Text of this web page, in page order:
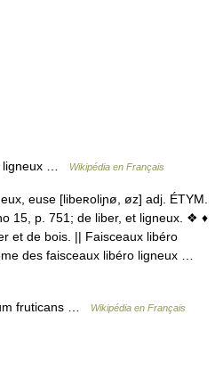
ligneux … Wikipédia en Français
euse [libeʀoliɲø, øz] adj. ÉTYM.
15, p. 751; de liber, et ligneux. ❖ ♦
et de bois. || Faisceaux libéro
des faisceaux libéro ligneux …
fruticans … Wikipédia en Français